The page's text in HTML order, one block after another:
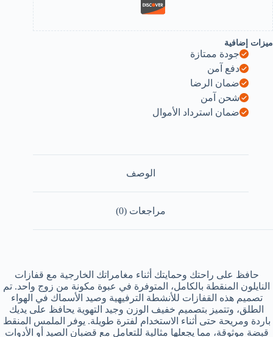
ميزات إضافية
جودة ممتازة
دفع آمن
ضمان الرضا
شحن آمن
ضمان استرداد الأموال
الوصف
مراجعات (0)
حافظ على راحتك وحمايتك أثناء مغامراتك الخارجية مع قفازات
النايلون المنقطة بالكامل، المتوفرة في عبوة مكونة من زوج واحد. تم
تصميم هذه القفازات للأنشطة الترفيهية وصيد الأسماك في الهواء
الطلق، وتتميز بتصميم خفيف الوزن وجيد التهوية يحافظ على يديك
باردة ومريحة حتى أثناء الاستخدام لفترة طويلة. يوفر الملمس المنقط
قبضة موثوقة، مما يجعلها مثالية للتعامل مع قضبان الصيد أو الأدوات